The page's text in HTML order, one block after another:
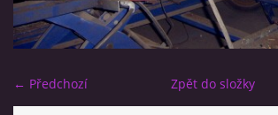
← Předchozí Zpět do složky